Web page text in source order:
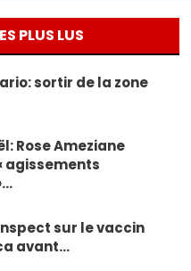
PLUS LUS
sortir de la zone
Rose Ameziane
agissements
sur le vaccin
avant…